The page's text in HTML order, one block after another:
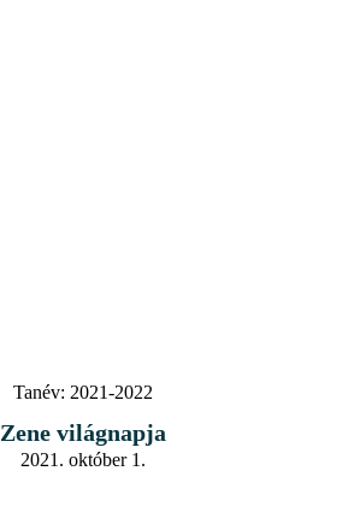
Tanév: 2021-2022
Zene világnapja
2021. október 1.